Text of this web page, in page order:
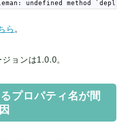
undefined method
ら 。
ョンは1.0.0。
プロパティ名が間